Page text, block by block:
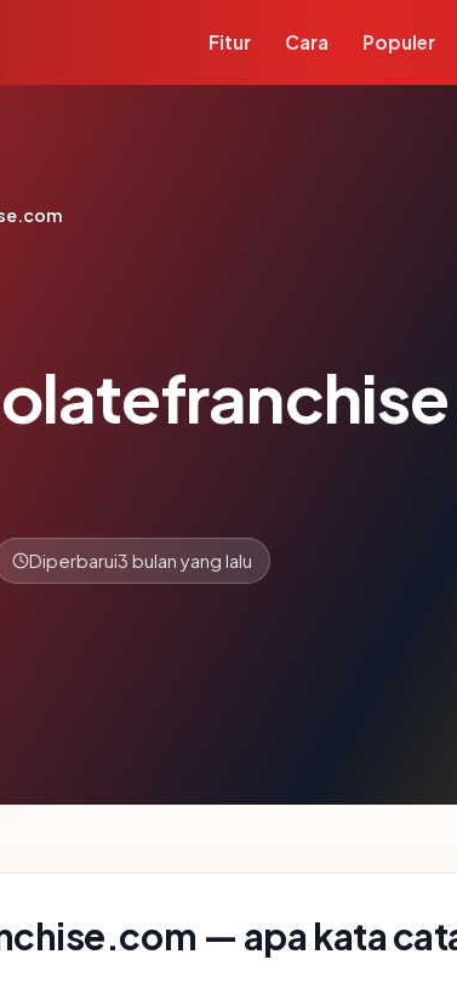
Fitur Cara Populer
Diperbarui3 bulan yang lalu
— apa kata